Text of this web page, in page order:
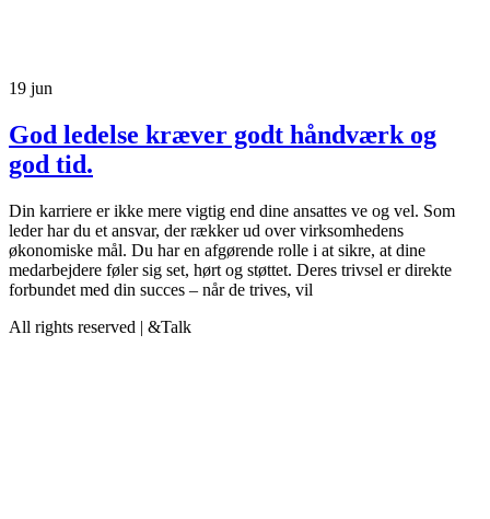
19 jun
God ledelse kræver godt håndværk og
god tid.
Din karriere er ikke mere vigtig end dine ansattes ve og vel. Som
leder har du et ansvar, der rækker ud over virksomhedens
økonomiske mål. Du har en afgørende rolle i at sikre, at dine
medarbejdere føler sig set, hørt og støttet. Deres trivsel er direkte
forbundet med din succes – når de trives, vil
All rights reserved | &Talk